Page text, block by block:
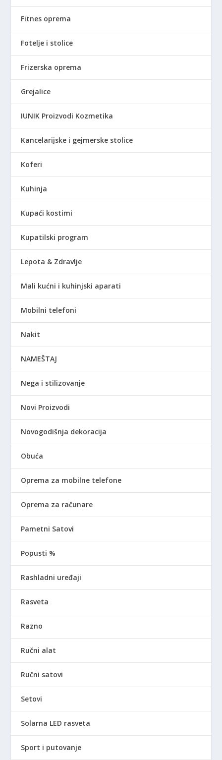
Fitnes oprema
Fotelje i stolice
Frizerska oprema
Grejalice
IUNIK Proizvodi Kozmetika
Kancelarijske i gejmerske stolice
Koferi
Kuhinja
Kupaći kostimi
Kupatilski program
Lepota & Zdravlje
Mali kućni i kuhinjski aparati
Mobilni telefoni
Nakit
NAMEŠTAJ
Nega i stilizovanje
Novi Proizvodi
Novogodišnja dekoracija
Obuća
Oprema za mobilne telefone
Oprema za računare
Pametni Satovi
Popusti %
Rashladni uređaji
Rasveta
Razno
Ručni alat
Ručni satovi
Setovi
Solarna LED rasveta
Sport i putovanje